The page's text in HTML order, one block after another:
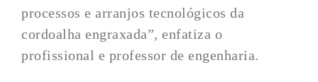
processos e arranjos tecnológicos da
cordoalha engraxada”, enfatiza o
profissional e professor de engenharia.